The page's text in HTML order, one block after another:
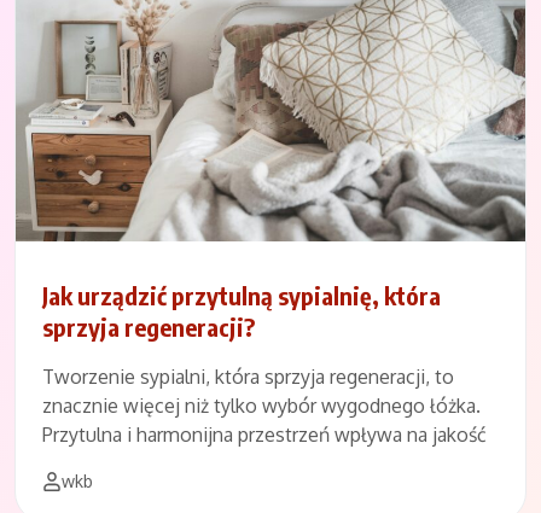
Jak urządzić przytulną sypialnię, która
sprzyja regeneracji?
Tworzenie sypialni, która sprzyja regeneracji, to
znacznie więcej niż tylko wybór wygodnego łóżka.
Przytulna i harmonijna przestrzeń wpływa na jakość
wkb